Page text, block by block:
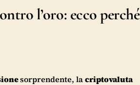
l’oro: ecco
sorprendente, lacriptovaluta